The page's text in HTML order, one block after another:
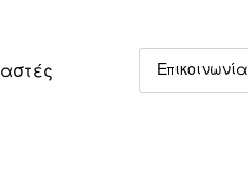
Επικοινωνία